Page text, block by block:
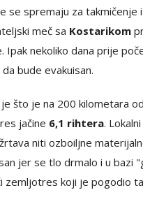
se spremaju za takmičenje
meč sa Kostarikom
Ipak nekoliko dana prije
bude evakuisan.
što je na 200 kilometara
jačine 6,1 rihtera.
niti ozboiljne
jer se tlo drmalo i u bazi
zemljotres koji je pogodio